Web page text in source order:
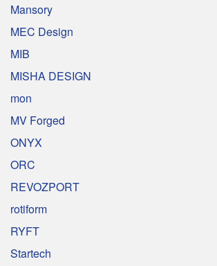
Mansory
MEC Design
MIB
MISHA DESIGN
mon
MV Forged
ONYX
ORC
REVOZPORT
rotiform
RYFT
Startech